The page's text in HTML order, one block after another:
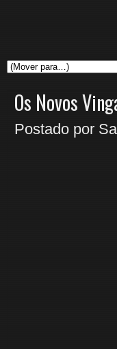
Os Novos
Postado por